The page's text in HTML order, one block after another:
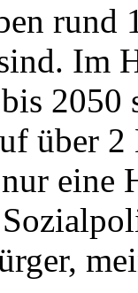
Im
über
eine